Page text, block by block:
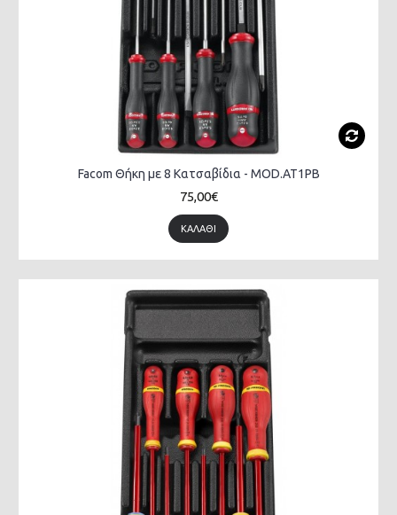
Facom Θήκη με 8 Κατσαβίδια - MOD.AT1PB
75,00€
ΚΑΛΆΘΙ